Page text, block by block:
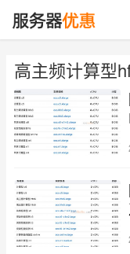
高主频计算型